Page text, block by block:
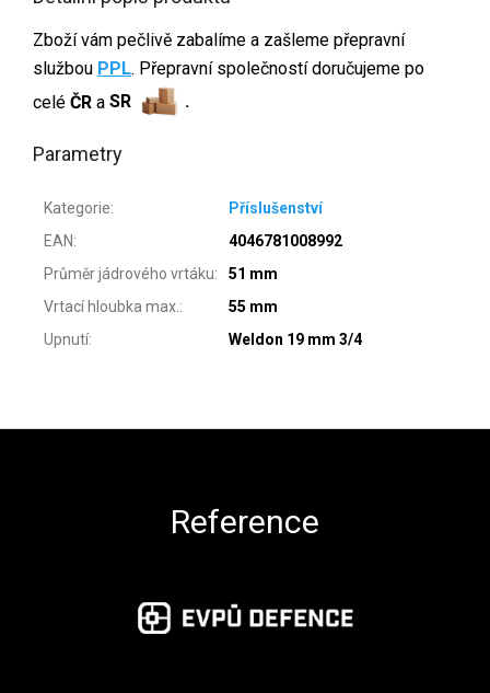
Zboží vám pečlivě zabalíme a zašleme přepravní
službou PPL. Přepravní společností doručujeme po
celé ČR a SR .
Parametry
Kategorie:
Příslušenství
EAN:
4046781008992
Průměr jádrového vrtáku:
51 mm
Vrtací hloubka max.:
55 mm
Upnutí: Weldon 19 mm 3/4
Reference